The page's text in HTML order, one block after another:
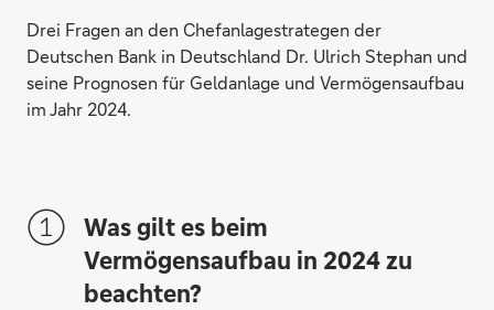
Drei Fragen an den Chefanlagestrategen der
Deutschen Bank in Deutschland Dr. Ulrich Stephan und
seine Prognosen für Geldanlage und Vermögensaufbau
im Jahr 2024.
Was gilt es beim
Vermögensaufbau in 2024 zu
beachten?